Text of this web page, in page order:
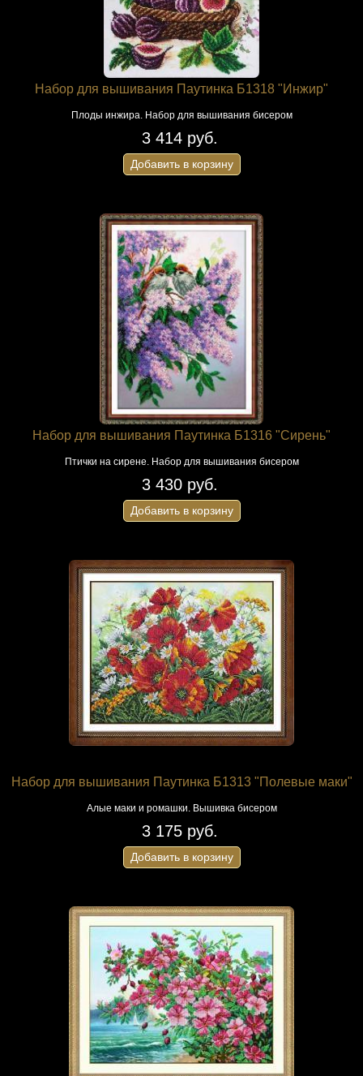
Набор для вышивания Паутинка Б1318 "Инжир"
Плоды инжира. Набор для вышивания бисером
3 414 руб.
Добавить в корзину
Набор для вышивания Паутинка Б1316 "Сирень"
Птички на сирене. Набор для вышивания бисером
3 430 руб.
Добавить в корзину
Набор для вышивания Паутинка Б1313 "Полевые маки"
Алые маки и ромашки. Вышивка бисером
3 175 руб.
Добавить в корзину